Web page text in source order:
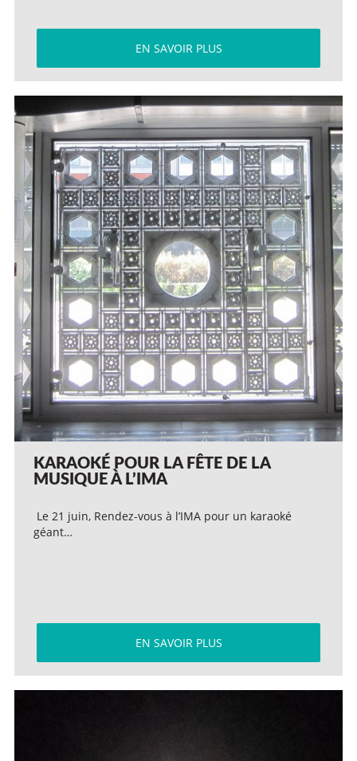
EN SAVOIR PLUS
KARAOKÉ POUR LA FÊTE DE LA
MUSIQUE À L’IMA
Le 21 juin, Rendez-vous à l’IMA pour un karaoké
géant…
EN SAVOIR PLUS